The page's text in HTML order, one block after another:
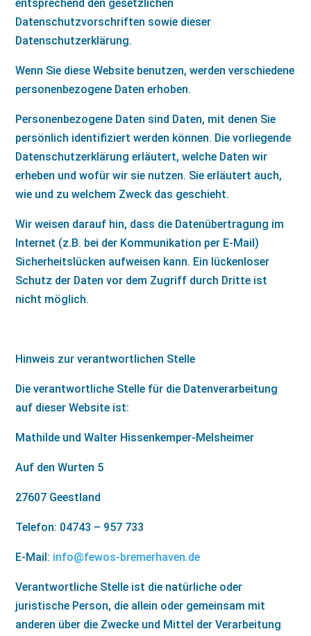
entsprechend den gesetzlichen
Datenschutzvorschriften sowie dieser
Datenschutzerklärung.
Wenn Sie diese Website benutzen, werden verschiedene
personenbezogene Daten erhoben.
Personenbezogene Daten sind Daten, mit denen Sie
persönlich identifiziert werden können. Die vorliegende
Datenschutzerklärung erläutert, welche Daten wir
erheben und wofür wir sie nutzen. Sie erläutert auch,
wie und zu welchem Zweck das geschieht.
Wir weisen darauf hin, dass die Datenübertragung im
Internet (z.B. bei der Kommunikation per E-Mail)
Sicherheitslücken aufweisen kann. Ein lückenloser
Schutz der Daten vor dem Zugriff durch Dritte ist
nicht möglich.
Hinweis zur verantwortlichen Stelle
Die verantwortliche Stelle für die Datenverarbeitung
auf dieser Website ist:
Mathilde und Walter Hissenkemper-Melsheimer
Auf den Wurten 5
27607 Geestland
Telefon: 04743 – 957 733
E-Mail: info@fewos-bremerhaven.de
Verantwortliche Stelle ist die natürliche oder
juristische Person, die allein oder gemeinsam mit
anderen über die Zwecke und Mittel der Verarbeitung